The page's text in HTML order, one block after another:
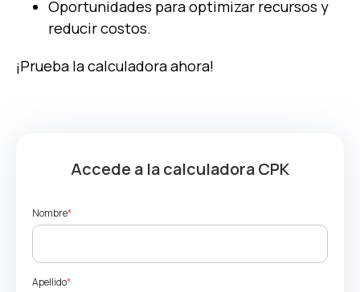
Oportunidades para optimizar recursos y
reducir costos.
¡Prueba la calculadora ahora!
Accede a la calculadora CPK
Nombre*
Apellido*